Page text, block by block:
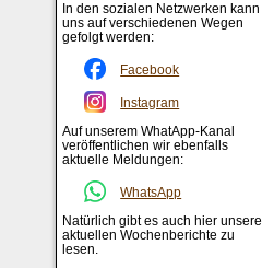
In den sozialen Netzwerken kann
uns auf verschiedenen Wegen
gefolgt werden:
Facebook
Instagram
Auf unserem WhatApp-Kanal
veröffentlichen wir ebenfalls
aktuelle Meldungen:
WhatsApp
Natürlich gibt es auch hier unsere
aktuellen Wochenberichte zu
lesen.